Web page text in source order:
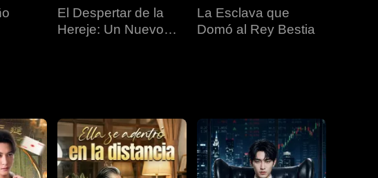
EP 40
El Despertar de la
Hereje: Un Nuevo
La Esclava que
Domó al Rey Bestia